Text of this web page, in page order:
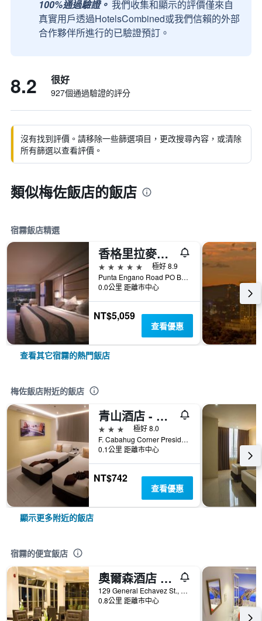
100%通過驗證。 我們收集和顯示的評價僅來自
真實用戶透過HotelsCombined或我們信賴的外部
合作夥伴所進行的已驗證預訂。
8.2 很好
927個通過驗證的評分
沒有找到評價。請移除一些篩選項目，更改搜尋內容，或清除
所有篩選以查看評價。
類似梅佐飯店的飯店
宿霧飯店精選
香格里拉麥丹島度假酒店
5星級
極好 8.9
Punta Engano Road PO Box 86 Lapu-Lapu City, 宿霧, 菲律賓
0.0公里 距離市中心
NT$5,059
查看優惠
查看其它宿霧的熱門飯店
梅佐飯店附近的飯店
青山酒店 - 宿霧
3星級
極好 8.0
F. Cabahug Corner President Quezon St, 宿霧, 菲律賓
0.1公里 距離市中心
NT$742
查看優惠
顯示更多附近的飯店
宿霧的便宜飯店
奧爾森酒店 - 宿霧
129 General Echavez St., 宿霧, 菲律賓
0.8公里 距離市中心